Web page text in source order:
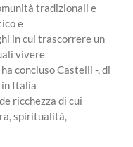
tradizionali e
e
in cui trascorrere un
vivere
concluso Castelli -, di
in Italia
ricchezza di cui
spiritualità,